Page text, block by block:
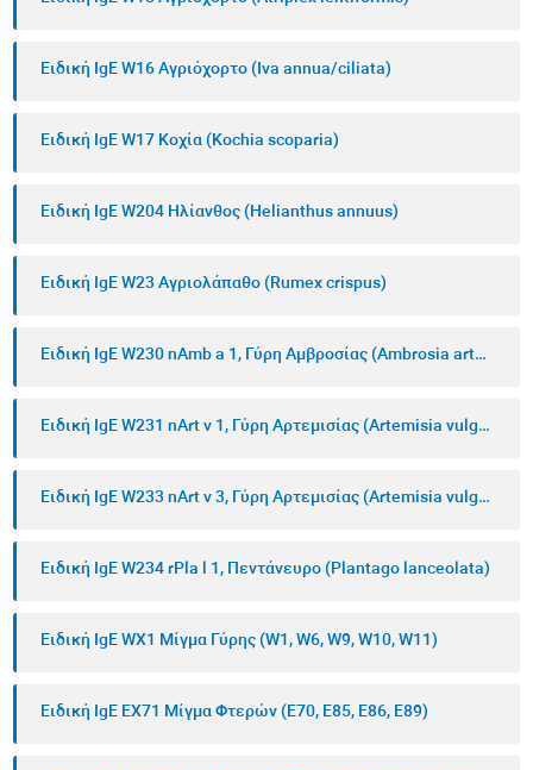
Ειδική IgE W16 Αγριόχορτο (Iva annua/ciliata)
Ειδική IgE W17 Κοχία (Kochia scoparia)
Ειδική IgE W204 Ηλίανθος (Helianthus annuus)
Ειδική IgE W23 Αγριολάπαθο (Rumex crispus)
Ειδική IgE W230 nAmb a 1, Γύρη Αμβροσίας (Ambrosia artemisiifolia)
Ειδική IgE W231 nArt v 1, Γύρη Αρτεμισίας (Artemisia vulgaris)
Ειδική IgE W233 nArt v 3, Γύρη Αρτεμισίας (Artemisia vulgaris)
Ειδική IgE W234 rPla l 1, Πεντάνευρο (Plantago lanceolata)
Ειδική IgE WX1 Μίγμα Γύρης (W1, W6, W9, W10, W11)
Ειδική IgE ΕX71 Μίγμα Φτερών (Ε70, E85, E86, E89)